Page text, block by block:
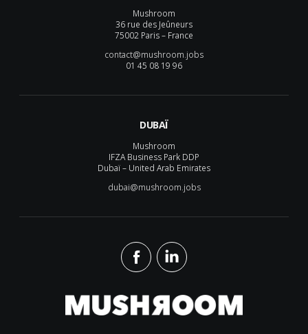
Mushroom
36 rue des Jeûneurs
75002 Paris – France
contact@mushroom.jobs
01 45 08 19 96
DUBAÏ
Mushroom
IFZA Business Park DDP
Dubaï – United Arab Emirates
dubai@mushroom.jobs
Mushroom Conseil